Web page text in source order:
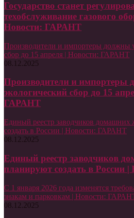
Государство станет
техобслуживание газового
Новости: ГАРАНТ
Производители и импортеры должны
сбор до 15 апреля | Новости: ГАРАНТ
08.12.2025
Производители и импортеры
экологический сбор до 15
ГАРАНТ
Единый реестр заводчиков
создать в России | Новости: ГАРАНТ
08.12.2025
Единый реестр заводчиков
планируют создать в России
С 1 января 2026 года изменятся
знакам и парковкам | Новости:
08.12.2025